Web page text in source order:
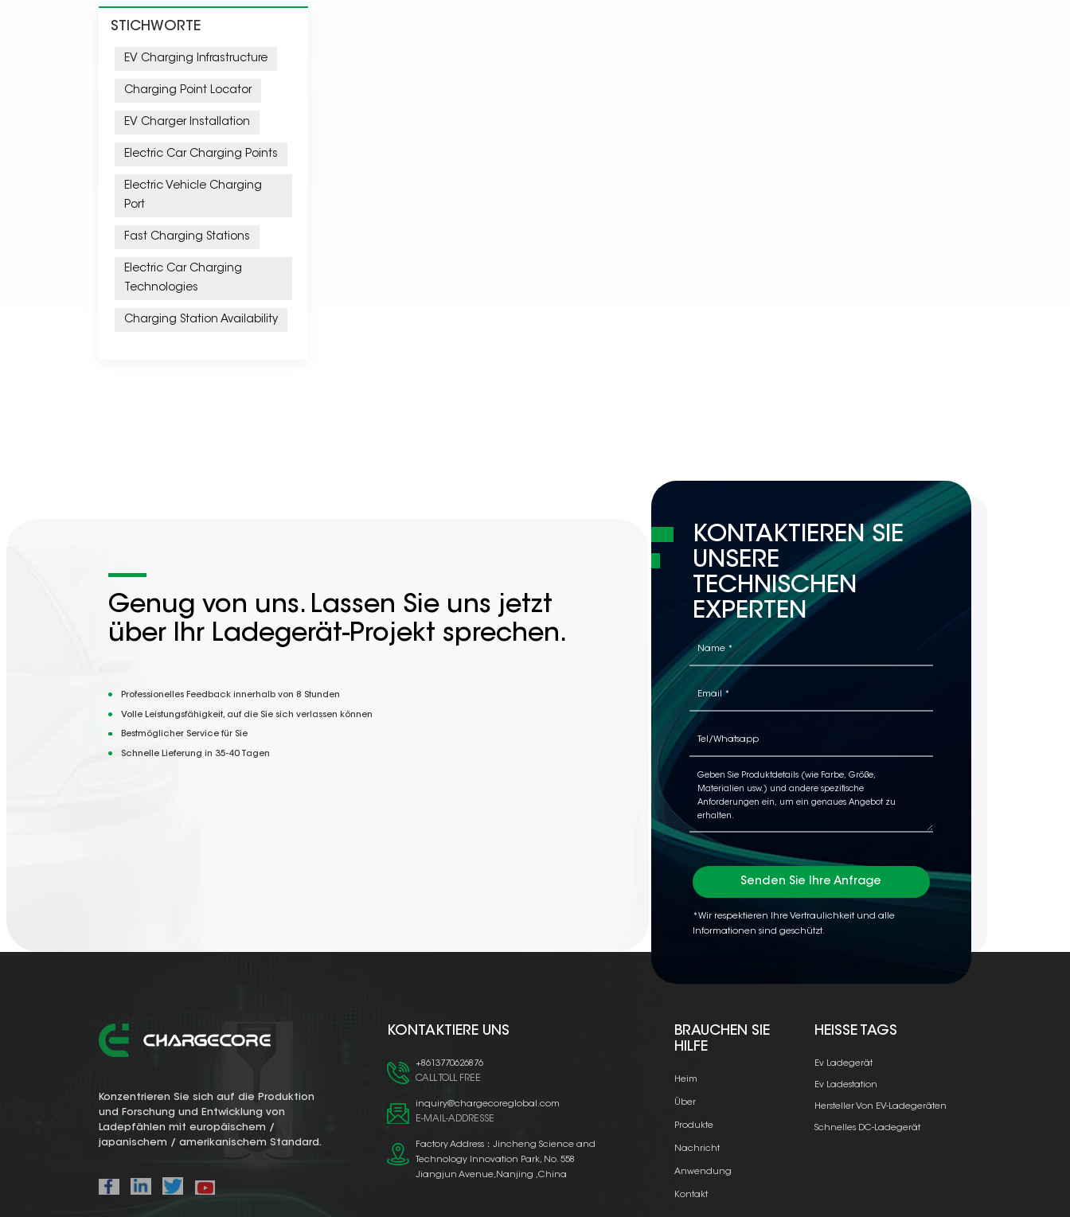
STICHWORTE
EV Charging Infrastructure
Charging Point Locator
EV Charger Installation
Electric Car Charging Points
Electric Vehicle Charging
Port
Fast Charging Stations
Electric Car Charging
Technologies
Charging Station Availability
Genug von uns. Lassen Sie uns jetzt
über Ihr Ladegerät-Projekt sprechen.
Professionelles Feedback innerhalb von 8 Stunden
Volle Leistungsfähigkeit, auf die Sie sich verlassen können
Bestmöglicher Service für Sie
Schnelle Lieferung in 35-40 Tagen
KONTAKTIEREN SIE
UNSERE
TECHNISCHEN
EXPERTEN
Senden Sie Ihre Anfrage
*Wir respektieren Ihre Vertraulichkeit und alle
Informationen sind geschützt.
Konzentrieren Sie sich auf die Produktion
und Forschung und Entwicklung von
Ladepfählen mit europäischem /
japanischem / amerikanischem Standard.
KONTAKTIERE UNS
+8613770626876
CALL TOLL FREE
inquiry@chargecoreglobal.com
E-MAIL-ADDRESSE
Factory Address：Jincheng Science and
Technology Innovation Park, No. 558
Jiangjun Avenue,Nanjing ,China
BRAUCHEN SIE
HILFE
Heim
Über
Produkte
Nachricht
Anwendung
Kontakt
HEISSE TAGS
Ev Ladegerät
Ev Ladestation
Hersteller Von EV-Ladegeräten
Schnelles DC-Ladegerät